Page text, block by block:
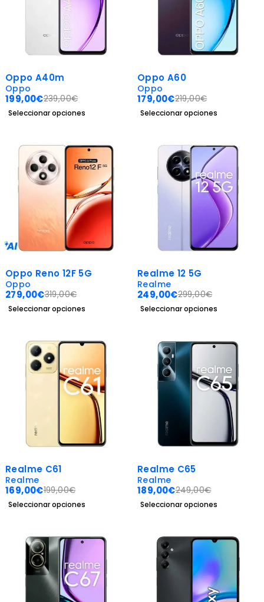
-17%
Oppo A40m
Oppo
239,00€
199,00€
Seleccionar opciones
-18%
Oppo A60
Oppo
219,00€
179,00€
Seleccionar opciones
-13%
Oppo Reno 12F 5G
Oppo
319,00€
279,00€
Seleccionar opciones
-17%
Realme 12 5G
Realme
299,00€
249,00€
Seleccionar opciones
-15%
Realme C61
Realme
199,00€
169,00€
Seleccionar opciones
-24%
Realme C65
Realme
249,00€
189,00€
Seleccionar opciones